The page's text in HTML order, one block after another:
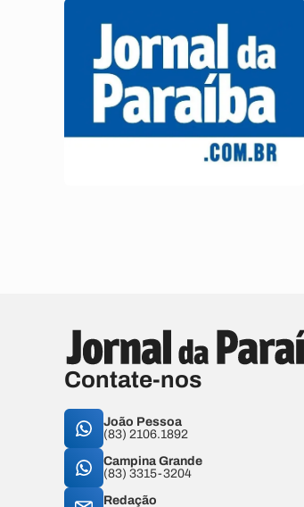
Contate-nos
João Pessoa
(83) 2106.1892
Campina Grande
(83) 3315-3204
Redação